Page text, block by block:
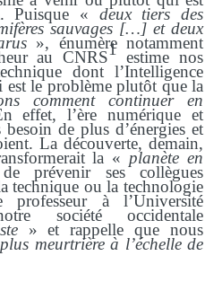
Puisque « deux tiers des
sauvages […] et deux
», énumère notamment
au CNRS1 estime nos
dont l’Intelligence
le problème plutôt que la
comment continuer en
effet, l’ère numérique et
de plus d’énergies et
La découverte, demain,
la « planète en
prévenir ses collègues
technique ou la technologie
à l’Université
société occidentale
» et rappelle que nous
meurtrière à l’échelle de